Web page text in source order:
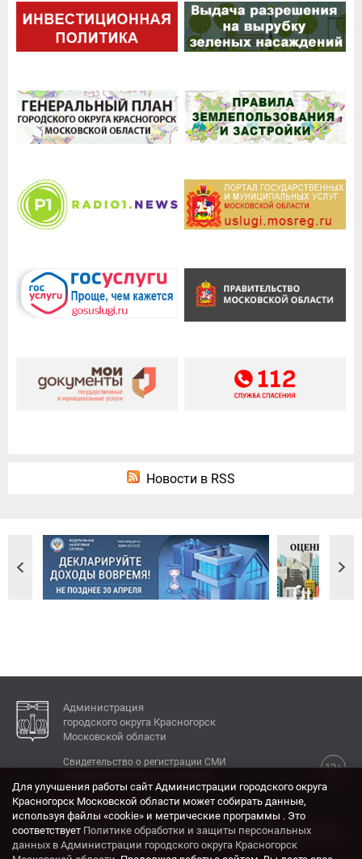
Новости в RSS
Администрация
городского округа Красногорск
Московской области
12+
Свидетельство о регистрации СМИ
КОНТАКТЫ
Адрес: 143404, Московская область, г. Красногорск,
ул. Ленина, дом 4.
Для улучшения работы сайт Администрации городского округа
Красногорск Московской области может собирать данные,
используя файлы «cookie» и метрические программы . Это
соответствует Политике обработки и защиты персональных
данных в Администрации городского округа Красногорск